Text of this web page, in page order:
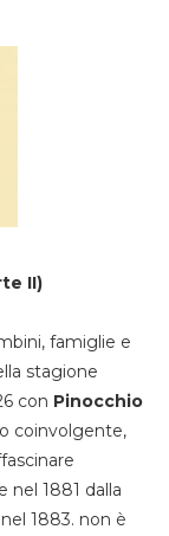
II)
famiglie e
stagione
con Pinocchio
coinvolgente,
1881 dalla
1883. non è